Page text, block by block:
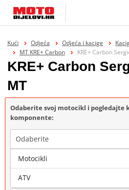
Kući Odjeća Odjeća i kacige
MT KRE+ Carbon
KRE+ Carbon
KRE+ Carbon
MT
Odaberite svoj motocikl i pogledajte
komponente:
Odaberite
Marka
Motocikli
ATV